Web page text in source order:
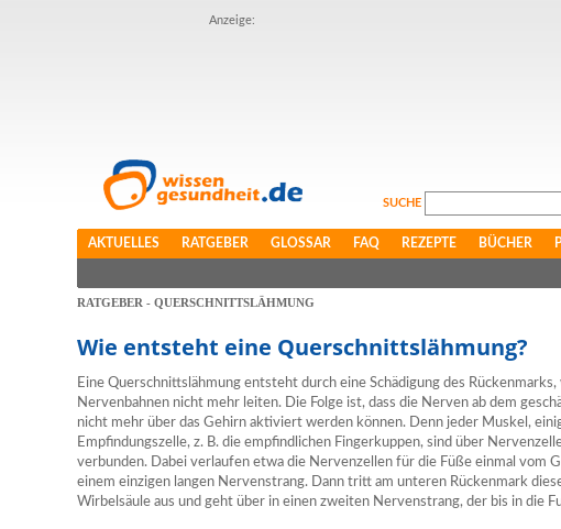
Anzeige:
SUCHE
AKTUELLES RATGEBER GLOSSAR FAQ REZEPTE BÜCHER
RATGEBER - QUERSCHNITTSLÄHMUNG
Wie entsteht eine Querschnittslähmung?
Eine Querschnittslähmung entsteht durch eine Schädigung des
Nervenbahnen nicht mehr leiten. Die Folge ist, dass die Nerven ab dem
nicht mehr über das Gehirn aktiviert werden können. Denn jeder Muskel,
Empfindungszelle, z. B. die empfindlichen Fingerkuppen, sind über
verbunden. Dabei verlaufen etwa die Nervenzellen für die Füße einmal vom
einem einzigen langen Nervenstrang. Dann tritt am unteren Rückenmark
Wirbelsäule aus und geht über in einen zweiten Nervenstrang, der bis in die